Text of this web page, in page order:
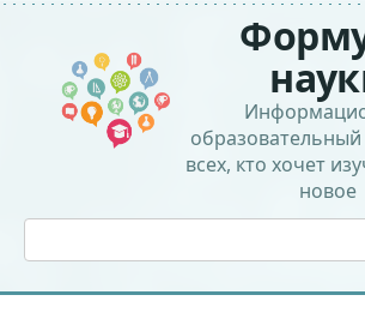
Перейти
контенту
образовательный
всех, кто хочет
новое
Поиск: